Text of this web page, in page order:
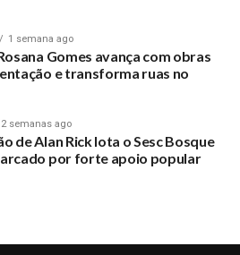
feira de comercialização de
1 semana ago
Gomes avança com obras
e transforma ruas no
2 semanas ago
de Alan Rick lota o Sesc Bosque
por forte apoio popular